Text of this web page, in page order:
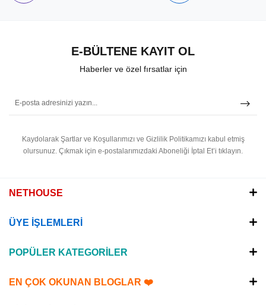
E-BÜLTENE KAYIT OL
Haberler ve özel fırsatlar için
Kaydolarak Şartlar ve Koşullarımızı ve Gizlilik Politikamızı kabul etmiş
olursunuz. Çıkmak için e-postalarımızdaki Aboneliği İptal Et’i tıklayın.
NETHOUSE
ÜYE İŞLEMLERİ
POPÜLER KATEGORİLER
EN ÇOK OKUNAN BLOGLAR ❤️